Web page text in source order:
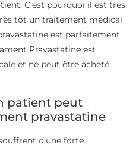
C’est pourquoi il est très
tôt un traitement médical
est parfaitement
Pravastatine est
et ne peut être acheté
patient peut
pravastatine
d’une forte